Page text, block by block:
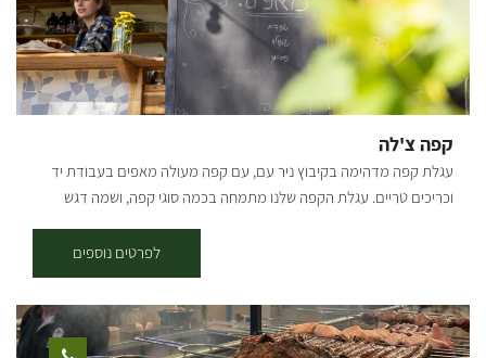
קפה צ'לה
עגלת קפה מדהימה בקיבוץ ניר עם, עם קפה מעולה מאפים בעבודת יד
וכריכים טריים. עגלת הקפה שלנו מתמחה בכמה סוגי קפה, ושמה דגש
הקולינרית שתמצאו אצלנו, תוכלו גם לחוות את השלווה שמעניק הקיבוץ
ids="30203,30201,30199,30197,30195,30193,30191,30189"
orderby="rand"]
לפרטים נוספים